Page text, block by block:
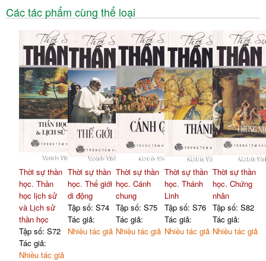
Các tác phẩm cùng thể loại
Thời sự thần
học. Thần
học lịch sử
và Lịch sử
thần học
Tập số: S72
Tác giả:
Nhiều tác giả
Thời sự thần
học. Thế giới
di động
Tập số: S74
Tác giả:
Nhiều tác giả
Thời sự thần
học. Cánh
chung
Tập số: S75
Tác giả:
Nhiều tác giả
Thời sự thần
học. Thánh
Linh
Tập số: S76
Tác giả:
Nhiều tác giả
Thời sự thần
học. Chứng
nhân
Tập số: S82
Tác giả:
Nhiều tác giả